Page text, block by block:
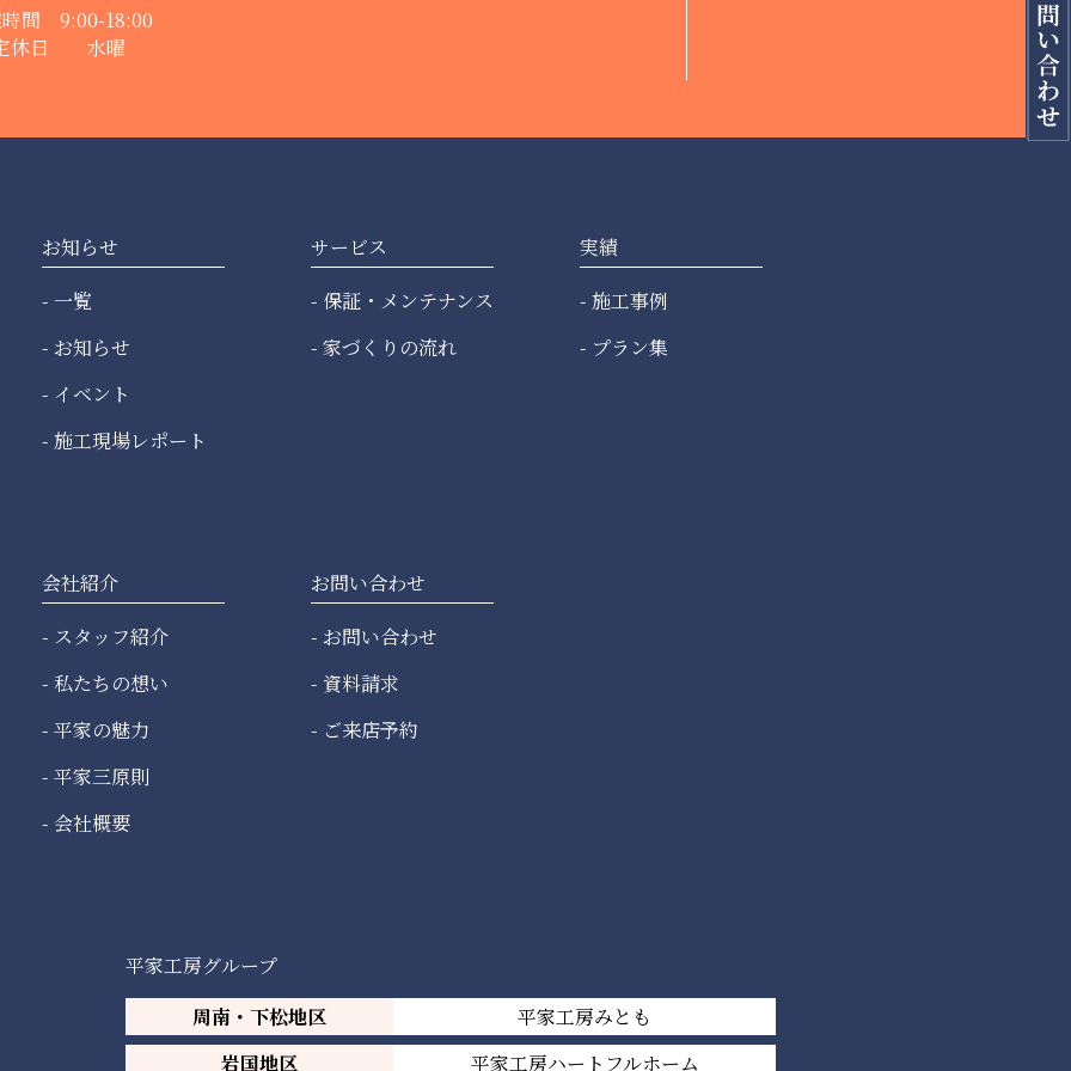
時間 9:00-18:00
休日 水曜
お知らせ
一覧
お知らせ
イベント
施工現場レポート
サービス
保証・メンテナンス
家づくりの流れ
実績
施工事例
プラン集
会社紹介
スタッフ紹介
私たちの想い
平家の魅力
平家三原則
会社概要
お問い合わせ
お問い合わせ
資料請求
ご来店予約
平家工房グループ
周南・下松地区
平家工房みとも
岩国地区
平家工房ハートフルホーム